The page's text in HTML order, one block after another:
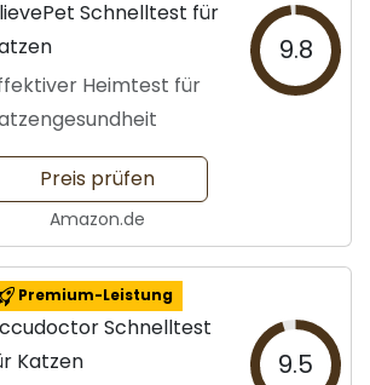
Schnelltest für
Heimtest für
9.8
Preis prüfen
Amazon.de
Premium-Leistung
Schnelltest
Katzen
9.5